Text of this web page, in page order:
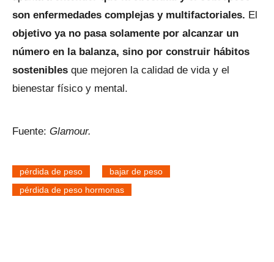
son enfermedades complejas y multifactoriales. El
objetivo ya no pasa solamente por alcanzar un
número en la balanza, sino por construir hábitos
sostenibles que mejoren la calidad de vida y el
bienestar físico y mental.
Fuente: Glamour.
pérdida de peso
bajar de peso
pérdida de peso hormonas